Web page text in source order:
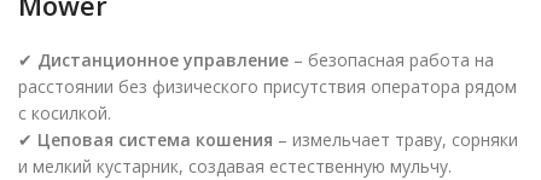
✔ Дистанционное управление – безопасная работа на
расстоянии без физического присутствия оператора рядом
с косилкой.
✔ Цеповая система кошения – измельчает траву, сорняки
и мелкий кустарник, создавая естественную мульчу.